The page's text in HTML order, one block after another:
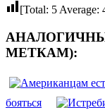
[Total: 5 Average:
МЕТКАМ):
бояться